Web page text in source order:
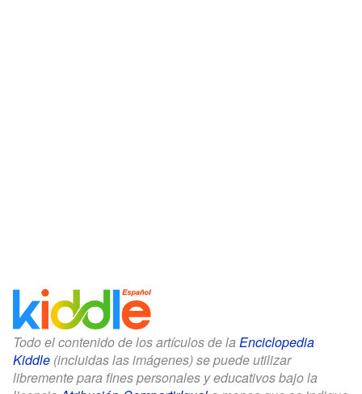
Todo el contenido de los artículos de la Enciclopedia
Kiddle (incluidas las imágenes) se puede utilizar
libremente para fines personales y educativos bajo la